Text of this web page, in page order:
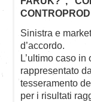
Sinistra e
d’accordo.
L’ultimo caso
rappresentato
tesseramento
per i risultati